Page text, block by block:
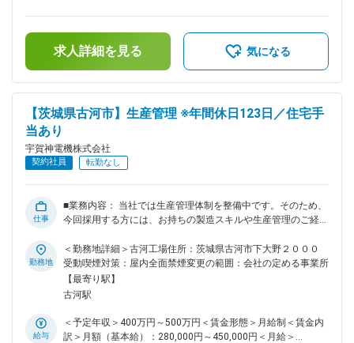
場、研究機関等に納入され、電気インフラを支えています。
当社が創業以来、安定的な業績を維持しているのには、二つの
理由があります。ひとつは電気設備というインフラ事業を長年
展開してきたことで、社会に必要とされる確かな技術の蓄積が
備という“配電盤のスタンダード”を生み出した業界内でも稀有
な存在であることです。1954年に当社が発明したこの製品は
博覧会で好評を得た後、認知が広がり、今ではキュービクル式
める業務
通じて上下する可能性があります。月給(月額)は固定手当を含
めた表記です。
求人詳細を見る 気になる
【茨城県古河市】生産管理 ※年間休日123日／住宅手
当あり
宇賀神電機株式会社
契約社員 転勤なし
仕事
■業務内容： 当社では生産管理体制を整備中です。そのため、
今回採用する方には、お持ちの製造スキルや生産管理のご経験
います。 ※外注先の指導や情報交換等を目的に出張が生じる可
能性があります。遠方への出張は年に数回、1回の出張は2泊3
日ほどです。 ■研修体制： ・入社1、2ヶ月：OJT研修を中心
に、業界や当社の特徴等も学んでいただきます。 ・入社2、3
について： 当社は2027年に創業100年を迎える配電盤メーカ
ーです。配電盤は日常生活ではあまり見かけない設備ですが、
勤務地
＜勤務地詳細＞古河工場住所：茨城県古河市下大野２０００
受動喫煙対策：屋内全面禁煙変更の範囲：会社の定める事業所
【最寄り駅】
古河駅
給与
＜予定年収＞400万円～500万円＜賃金形態＞月給制＜賃金内
訳＞月額（基本給）：280,000円～450,000円＜月給＞